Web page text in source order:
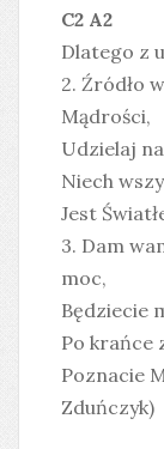
C2 A2
Dlatego z
2. Źródło
Mądrości,
Udzielaj
Niech
Jest
3. Dam
moc,
Będziecie
Po krańce
Poznacie
Zduńczyk)